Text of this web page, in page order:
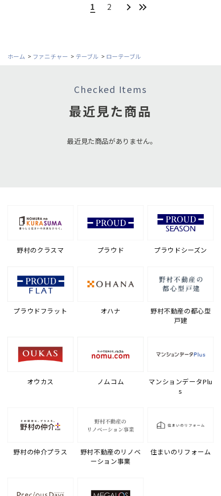
1 2
ホーム > ファニチャー > テーブル > ローテーブル
Checked Items
最近見た商品
最近見た商品がありません。
野村のクラスマ プラウド プラウドシーズン
プラウドフラット オハナ
野村不動産の都心型
戸建
オウカス ノムコム
マンションデータPlu
s
野村の仲介プラス
野村不動産のリノベ
ーション事業
住まいのリフォーム